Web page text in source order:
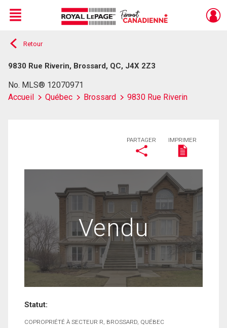
Live
En Direct
Menu
Retour
9830 Rue Riverin, Brossard, QC, J4X 2Z3
No. MLS® 12070971
Accueil
Québec Brossard 9830 Rue Riverin
PARTAGER IMPRIMER
Vendu
Statut:
COPROPRIÉTÉ À SECTEUR R, BROSSARD, QUÉBEC